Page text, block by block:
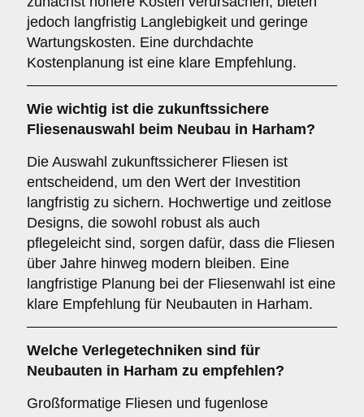
jedoch langfristig Langlebigkeit und geringe
Wartungskosten. Eine durchdachte
Kostenplanung ist eine klare Empfehlung.
Wie wichtig ist die zukunftssichere
Fliesenauswahl beim Neubau in Harham?
Die Auswahl zukunftssicherer Fliesen ist
entscheidend, um den Wert der Investition
langfristig zu sichern. Hochwertige und zeitlose
Designs, die sowohl robust als auch
pflegeleicht sind, sorgen dafür, dass die Fliesen
über Jahre hinweg modern bleiben. Eine
langfristige Planung bei der Fliesenwahl ist eine
klare Empfehlung für Neubauten in Harham.
Welche Verlegetechniken sind für
Neubauten in Harham zu empfehlen?
Großformatige Fliesen und fugenlose